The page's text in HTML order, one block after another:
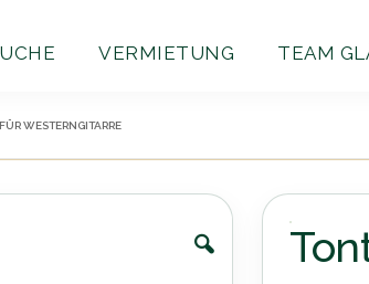
VERMIETUNG TEAM
WESTERNGITARRE